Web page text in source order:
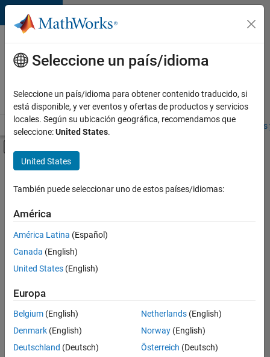
Saltar al contenido
Ofertas
de
empleo
MathWorks
Visión general Búsqueda de empleo Oficinas locales
Contenido principal
FILTRADO POR
Education Sales
Business Model Team
Office and Administrative Services
Ordenar por
Guardar
empleos
seleccionados
No se
Seleccione un país/idioma
Seleccione un país/idioma para obtener contenido traducido, si
está disponible, y ver eventos y ofertas de productos y servicios
locales. Según su ubicación geográfica, recomendamos que
seleccione:United States.
United States
También puede seleccionar uno de estos países/idiomas:
América
América Latina (Español)
Canada (English)
United States (English)
Europa
Belgium (English)
Denmark (English)
Deutschland (Deutsch)
Netherlands(English)
Norway(English)
Österreich (Deutsch)